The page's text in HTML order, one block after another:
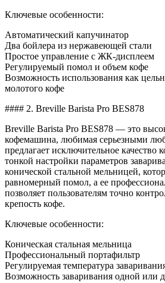
Ключевые особенности:
Автоматический капучинатор
Два бойлера из нержавеющей стали
Простое управление с ЖК-дисплеем
Регулируемый помол и объем кофе
Возможность использования как
молотого кофе
#### 2. Breville Barista Pro BES878
Breville Barista Pro BES878 — это
кофемашина, любимая серьезными
предлагает исключительное качество
тонкой настройки параметров
конической стальной мельницей,
равномерный помол, а ее
позволяет пользователям точно
крепость кофе.
Ключевые особенности:
Коническая стальная мельница
Профессиональный портафильтр
Регулируемая температура
Возможность заваривания одной или